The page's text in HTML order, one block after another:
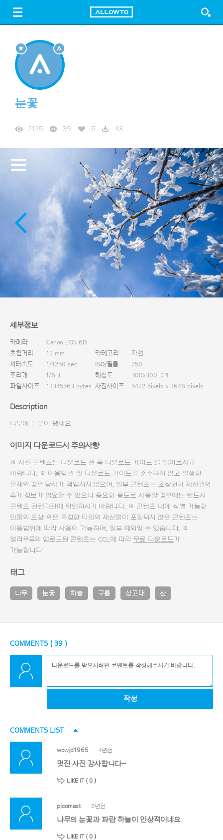
FREE DOWNLOAD
눈꽃
2125 39 5 43
세부정보
카메라
Canon EOS 6D
초첨거리
12 mm 카테고리
자연
셔터속도
1/1250 sec ISO/필름
250
조리개
f/6.3 해상도
300x300 DPI
파일사이즈
13345563 bytes 사진사이즈 5472 pixels x 3648 pixels
Description
나무에 눈꽃이 폈네요
이미지 다운로드시 주의사항
※ 사진 콘텐츠는 다운로드 전 꼭 다운로드 가이드 를 읽어보시기
바랍니다. ※ 이용약관 및 다운로드 가이드를 준수하지 않고 발생한
문제의 경우 당사가 책임지지 않으며, 일부 콘텐츠는 초상권과 재산권의
추가 정보가 필요할 수 있으니 중요한 용도로 사용할 경우에는 반드시
콘텐츠 관련기관에 확인하시기 바랍니다. ※ 콘텐츠 내에 식별 가능한
인물의 초상 혹은 특정한 타인의 재산물이 포함되지 않은 콘텐츠는
이용범위에 따라 사용이 가능하며, 일부 예외일 수 있습니다. ※
얼라우투의 업로드된 콘텐츠는 CCL에 따라 무료 다운로드가
가능합니다.
태그
나무 눈꽃 하늘 구름 상고대 산
COMMENTS ( 39 )
작성
COMMENTS LIST
wowjd1965 4년전
멋진 사진 감사합니다~
LIKE IT ( 0 )
picomast 6년전
나무의 눈꽃과 파란 하늘이 인상적이네요
LIKE IT ( 0 )